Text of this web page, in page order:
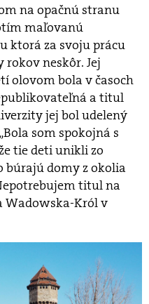
na opačnú stranu
maľovanú
ktorá za svoju prácu
rokov neskôr. Jej
olovom bola v časoch
a titul
jej bol udelený
som spokojná s
tie deti unikli zo
búrajú domy z okolia
titul na
Wadowska-Król v